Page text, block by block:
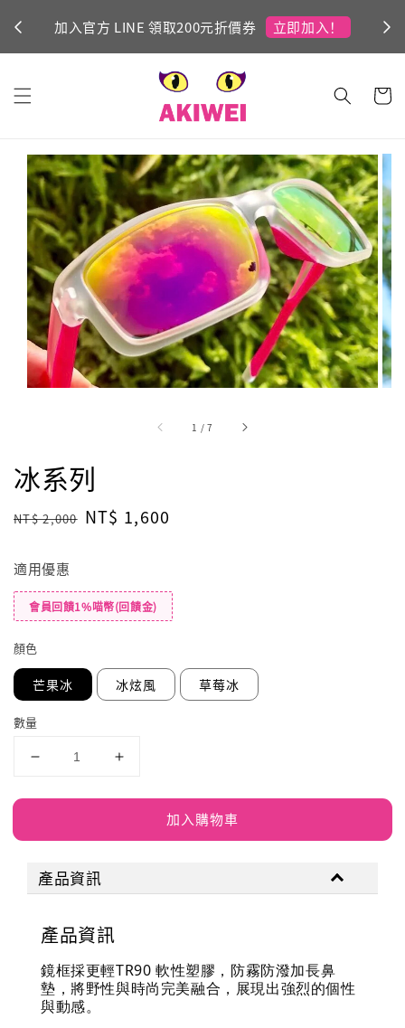
加入官方 LINE 領取200元折價券 立即加入！
1 /7
冰系列
Regular
NT$ 2,000 Sale
NT$ 1,600
適用優惠
會員回饋1%喵幣(回饋金)
顏色
芒果冰 冰炫風 草莓冰
數量
加入購物車
產品資訊
產品資訊
鏡框採更輕TR90 軟性塑膠，防霧防潑加長鼻
墊，將野性與時尚完美融合，展現出強烈的個性
與動感。